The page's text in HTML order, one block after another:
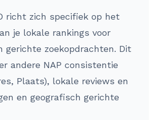
richt zich specifiek op het
je lokale rankings voor
gerichte zoekopdrachten. Dit
andere NAP consistentie
Plaats), lokale reviews en
en geografisch gerichte